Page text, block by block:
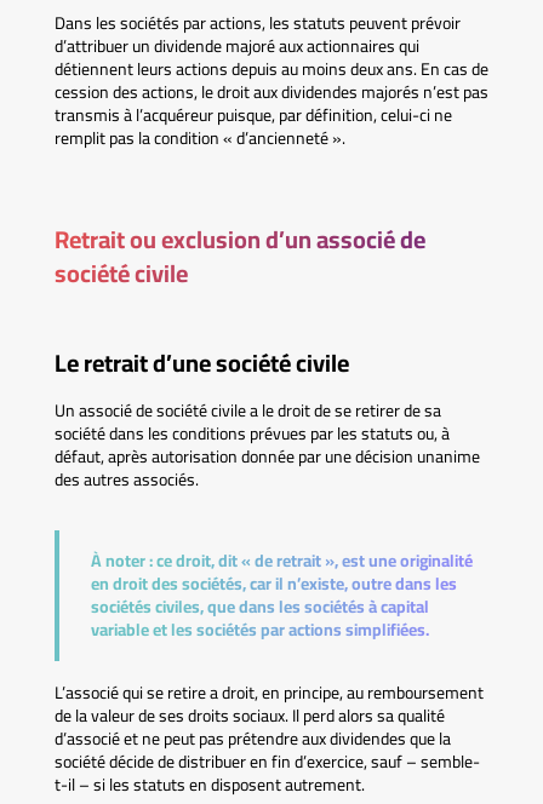
Dans les sociétés par actions, les statuts peuvent prévoir
d’attribuer un dividende majoré aux actionnaires qui
détiennent leurs actions depuis au moins deux ans. En cas de
cession des actions, le droit aux dividendes majorés n’est pas
transmis à l’acquéreur puisque, par définition, celui-ci ne
remplit pas la condition « d’ancienneté ».
Retrait ou exclusion d’un associé de
société civile
Le retrait d’une société civile
Un associé de société civile a le droit de se retirer de sa
société dans les conditions prévues par les statuts ou, à
défaut, après autorisation donnée par une décision unanime
des autres associés.
À noter :ce droit, dit « de retrait », est une originalité
en droit des sociétés, car il n’existe, outre dans les
sociétés civiles, que dans les sociétés à capital
variable et les sociétés par actions simplifiées.
L’associé qui se retire a droit, en principe, au remboursement
de la valeur de ses droits sociaux. Il perd alors sa qualité
d’associé et ne peut pas prétendre aux dividendes que la
société décide de distribuer en fin d’exercice, sauf – semble-
t-il – si les statuts en disposent autrement.